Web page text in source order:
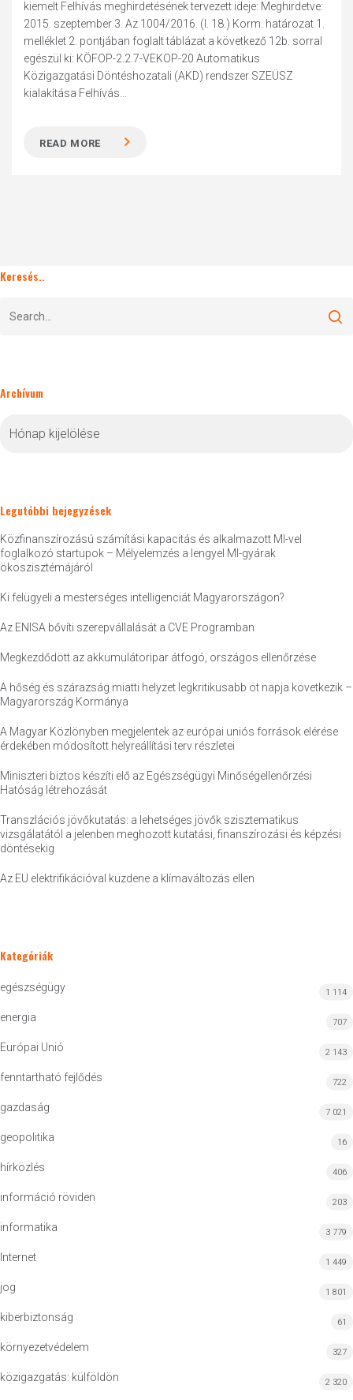
kiemelt Felhívás meghirdetésének tervezett ideje: Meghirdetve:
2015. szeptember 3. Az 1004/2016. (I. 18.) Korm. határozat 1.
melléklet 2. pontjában foglalt táblázat a következő 12b. sorral
egészül ki: KÖFOP-2.2.7-VEKOP-20 Automatikus
Közigazgatási Döntéshozatali (AKD) rendszer SZEÜSZ
kialakítása Felhívás...
READ MORE
Keresés..
Archívum
Legutóbbi bejegyzések
Közfinanszírozású számítási kapacitás és alkalmazott MI-vel
foglalkozó startupok – Mélyelemzés a lengyel MI-gyárak
ökoszisztémájáról
Ki felügyeli a mesterséges intelligenciát Magyarországon?
Az ENISA bővíti szerepvállalását a CVE Programban
Megkezdődött az akkumulátoripar átfogó, országos ellenőrzése
A hőség és szárazság miatti helyzet legkritikusabb öt napja következik –
Magyarország Kormánya
A Magyar Közlönyben megjelentek az európai uniós források elérése
érdekében módosított helyreállítási terv részletei
Miniszteri biztos készíti elő az Egészségügyi Minőségellenőrzési
Hatóság létrehozását
Transzlációs jövőkutatás: a lehetséges jövők szisztematikus
vizsgálatától a jelenben meghozott kutatási, finanszírozási és képzési
döntésekig
Az EU elektrifikációval küzdene a klímaváltozás ellen
Kategóriák
egészségügy 1 114
energia 707
Európai Unió 2 143
fenntartható fejlődés 722
gazdaság 7 021
geopolitika 16
hírközlés 406
információ röviden 203
informatika 3 779
Internet 1 449
jog 1 801
kiberbiztonság 61
környezetvédelem 327
közigazgatás: külföldön 2 320